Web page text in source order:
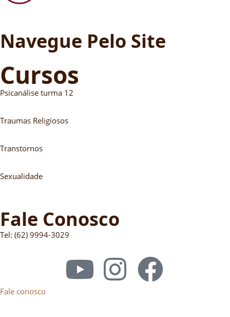
Navegue Pelo Site
Cursos
Psicanálise turma 12
Traumas Religiosos
Transtornos
Sexualidade
Fale Conosco
Tel: (62) 9994-3029
Fale conosco